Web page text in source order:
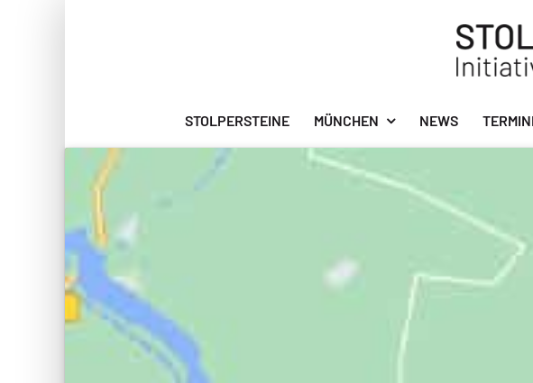
STOLPERSTEINE MÜNCHEN NEWS